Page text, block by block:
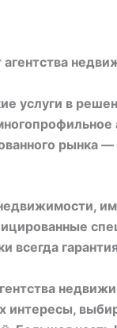
агентства
услуги в
рынка —
интересы,